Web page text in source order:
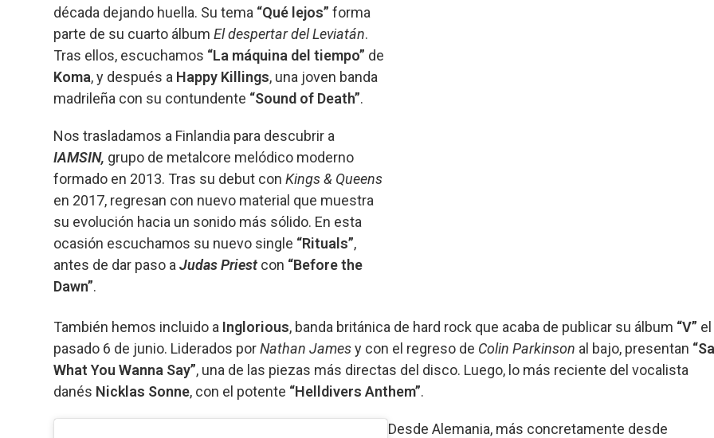
década dejando huella. Su tema “Qué lejos” forma
parte de su cuarto álbumEl despertar del Leviatán.
Tras ellos, escuchamos “La máquina del tiempo” de
Koma, y después a Happy Killings, una joven banda
madrileña con su contundente “Sound of Death”.
Nos trasladamos a Finlandia para descubrir a
IAMSIN, grupo de metalcore melódico moderno
formado en 2013. Tras su debut conKings & Queens
en 2017, regresan con nuevo material que muestra
su evolución hacia un sonido más sólido. En esta
ocasión escuchamos su nuevo single “Rituals”,
antes de dar paso aJudas Priest con “Before the
Dawn”.
También hemos incluido a Inglorious, banda británica de hard rock que acaba de publicar su álbum “V” el
pasado 6 de junio. Liderados porNathan Jamesy con el regreso de Colin Parkinson al bajo, presentan
What You Wanna Say”, una de las piezas más directas del disco. Luego, lo más reciente del vocalista
danés Nicklas Sonne, con el potente “Helldivers Anthem”.
Desde Alemania, más concretamente desde